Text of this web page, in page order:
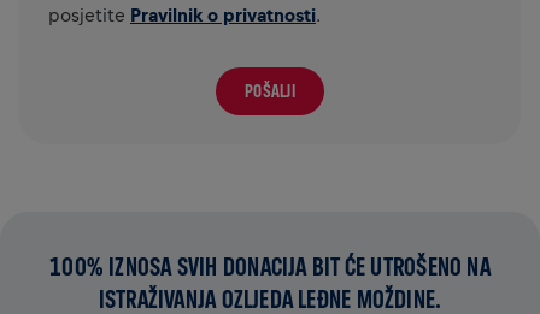
posjetite Pravilnik o privatnosti.
POŠALJI
100% IZNOSA SVIH DONACIJA BIT ĆE UTROŠENO NA
ISTRAŽIVANJA OZLJEDA LEĐNE MOŽDINE.